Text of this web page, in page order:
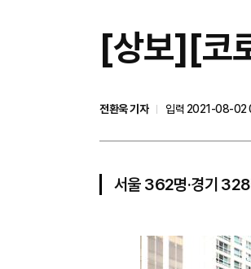
[상보]​[코
전환욱 기자
입력 2021-08-02
서울 362명·경기